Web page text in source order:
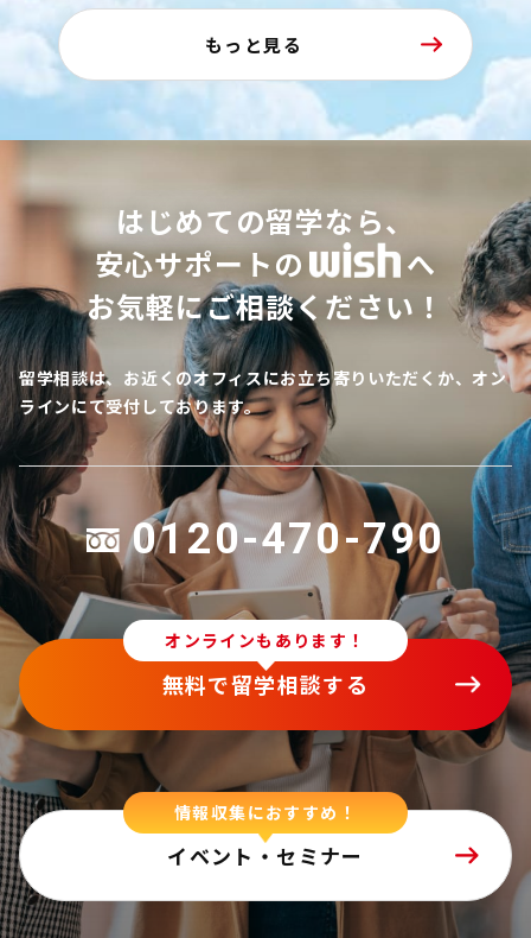
もっと見る
はじめての留学なら、
安心サポートの
へ
お気軽にご相談ください！
留学相談は、お近くのオフィスにお立ち寄りいただくか、オン
ラインにて受付しております。
0120-470-790
オンラインもあります！
無料で留学相談する
情報収集におすすめ！
イベント・セミナー